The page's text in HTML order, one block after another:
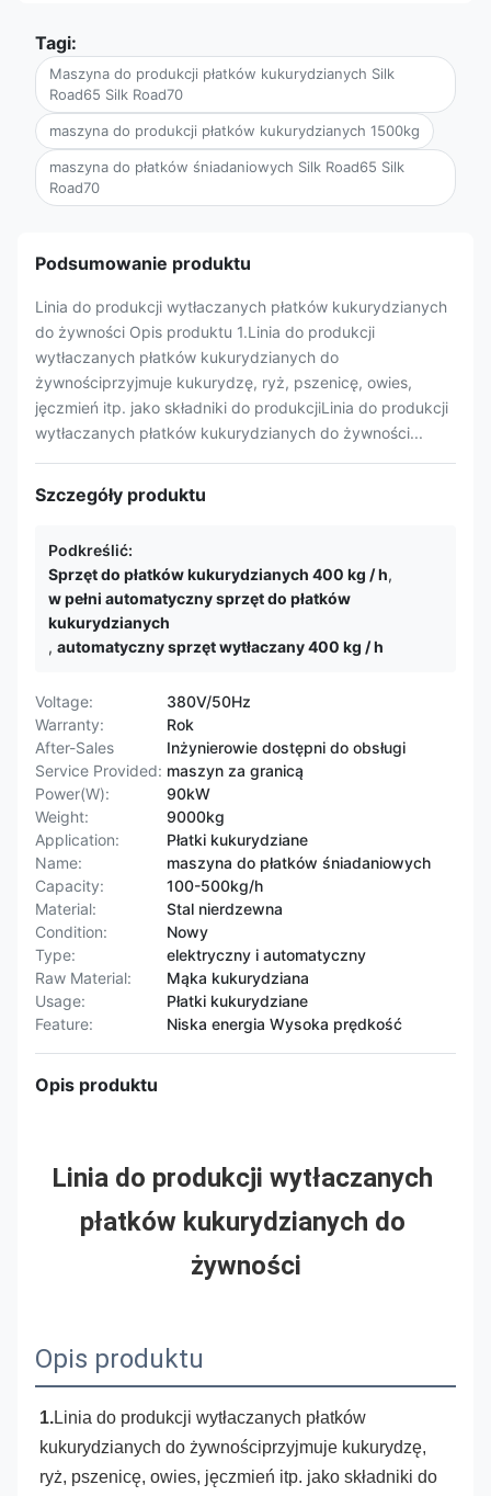
Tagi:
Maszyna do produkcji płatków kukurydzianych Silk
Road65 Silk Road70
maszyna do produkcji płatków kukurydzianych 1500kg
maszyna do płatków śniadaniowych Silk Road65 Silk
Road70
Podsumowanie produktu
Linia do produkcji wytłaczanych płatków kukurydzianych
do żywności Opis produktu 1.Linia do produkcji
wytłaczanych płatków kukurydzianych do
żywnościprzyjmuje kukurydzę, ryż, pszenicę, owies,
jęczmień itp. jako składniki do produkcjiLinia do produkcji
wytłaczanych płatków kukurydzianych do żywności...
Szczegóły produktu
Podkreślić:
Sprzęt do płatków kukurydzianych 400 kg / h,
w pełni automatyczny sprzęt do płatków
kukurydzianych
, automatyczny sprzęt wytłaczany 400 kg / h
Voltage:
380V/50Hz
Warranty:
Rok
After-Sales
Service Provided:
Inżynierowie dostępni do obsługi
maszyn za granicą
Power(W):
90kW
Weight:
9000kg
Application:
Płatki kukurydziane
Name:
maszyna do płatków śniadaniowych
Capacity:
100-500kg/h
Material:
Stal nierdzewna
Condition:
Nowy
Type:
elektryczny i automatyczny
Raw Material:
Mąka kukurydziana
Usage:
Płatki kukurydziane
Feature:
Niska energia Wysoka prędkość
Opis produktu
Linia do produkcji wytłaczanych
płatków kukurydzianych do
żywności
Opis produktu
1.Linia do produkcji wytłaczanych płatków
kukurydzianych do żywnościprzyjmuje kukurydzę,
ryż, pszenicę, owies, jęczmień itp. jako składniki do